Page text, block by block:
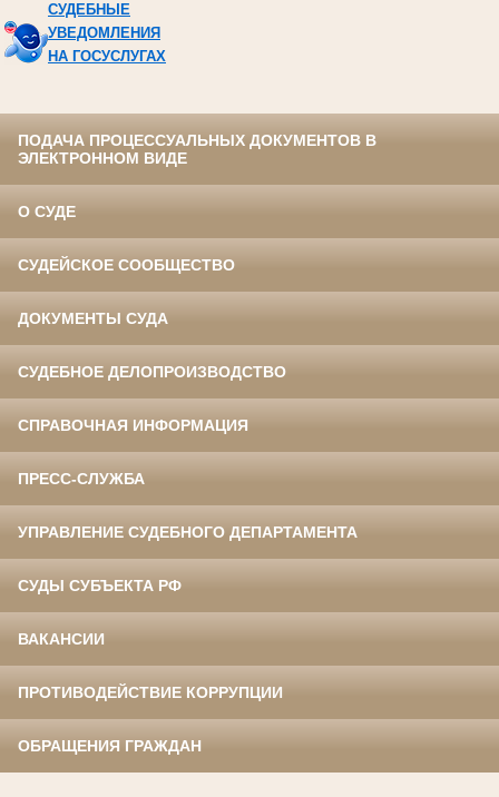
СУДЕБНЫЕ
УВЕДОМЛЕНИЯ
НА ГОСУСЛУГАХ
ПОДАЧА ПРОЦЕССУАЛЬНЫХ ДОКУМЕНТОВ В
ЭЛЕКТРОННОМ ВИДЕ
О СУДЕ
СУДЕЙСКОЕ СООБЩЕСТВО
ДОКУМЕНТЫ СУДА
СУДЕБНОЕ ДЕЛОПРОИЗВОДСТВО
СПРАВОЧНАЯ ИНФОРМАЦИЯ
ПРЕСС-СЛУЖБА
УПРАВЛЕНИЕ СУДЕБНОГО ДЕПАРТАМЕНТА
СУДЫ СУБЪЕКТА РФ
ВАКАНСИИ
ПРОТИВОДЕЙСТВИЕ КОРРУПЦИИ
ОБРАЩЕНИЯ ГРАЖДАН